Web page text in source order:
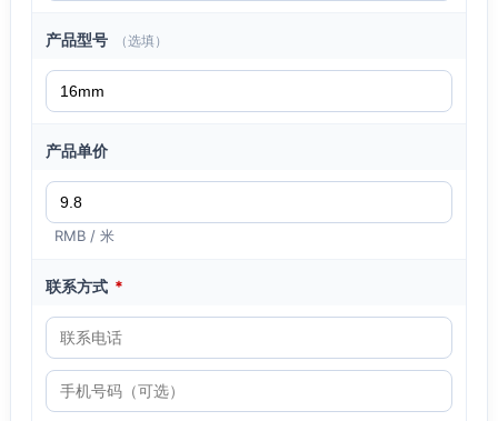
产品型号 （选填）
产品单价
RMB / 米
联系方式 *